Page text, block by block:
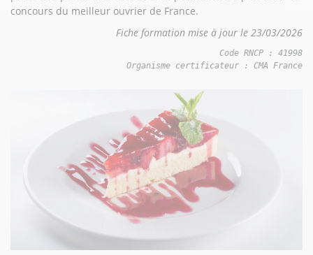
concours du meilleur ouvrier de France.
Fiche formation mise à jour le 23/03/2026
Code RNCP : 41998
Organisme certificateur : CMA France